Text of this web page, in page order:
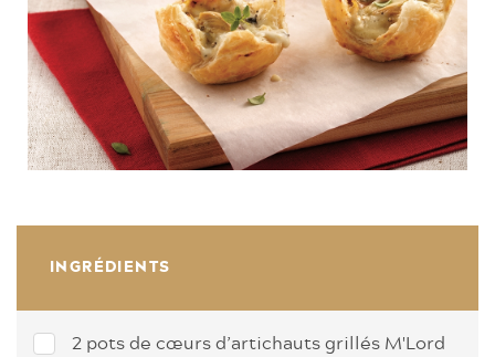
INGRÉDIENTS
2 pots de cœurs d’artichauts grillés M'Lord